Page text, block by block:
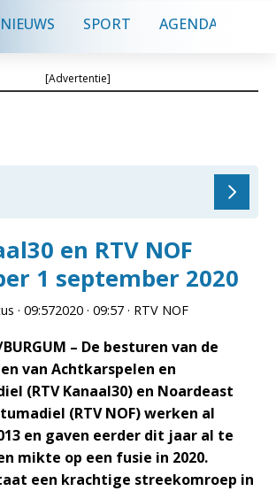
NIEUWS SPORT AGENDA
[Advertentie]
en RTV NOF
1 september 2020
· 09:572020 · 09:57 · RTV NOF
BURGUM – De besturen van de
van Achtkarspelen en
(RTV Kanaal30) en Noardeast
(RTV NOF) werken al
en gaven eerder dit jaar al te
mikte op een fusie in 2020.
een krachtige streekomroep in